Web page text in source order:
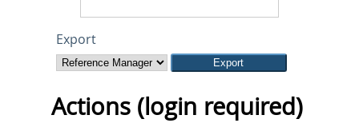
Export
Actions (login required)